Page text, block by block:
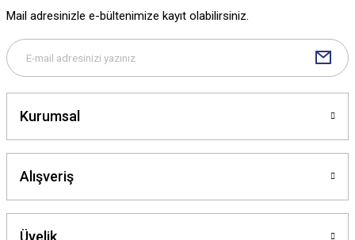
Bu ürüne benzer farklı alternatifler olmalı.
Mail adresinizle e-bültenimize kayıt olabilirsiniz.
Kurumsal
Alışveriş
Üyelik